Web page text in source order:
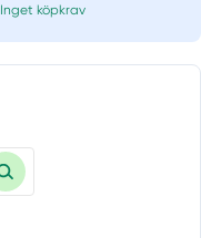
Inget köpkrav